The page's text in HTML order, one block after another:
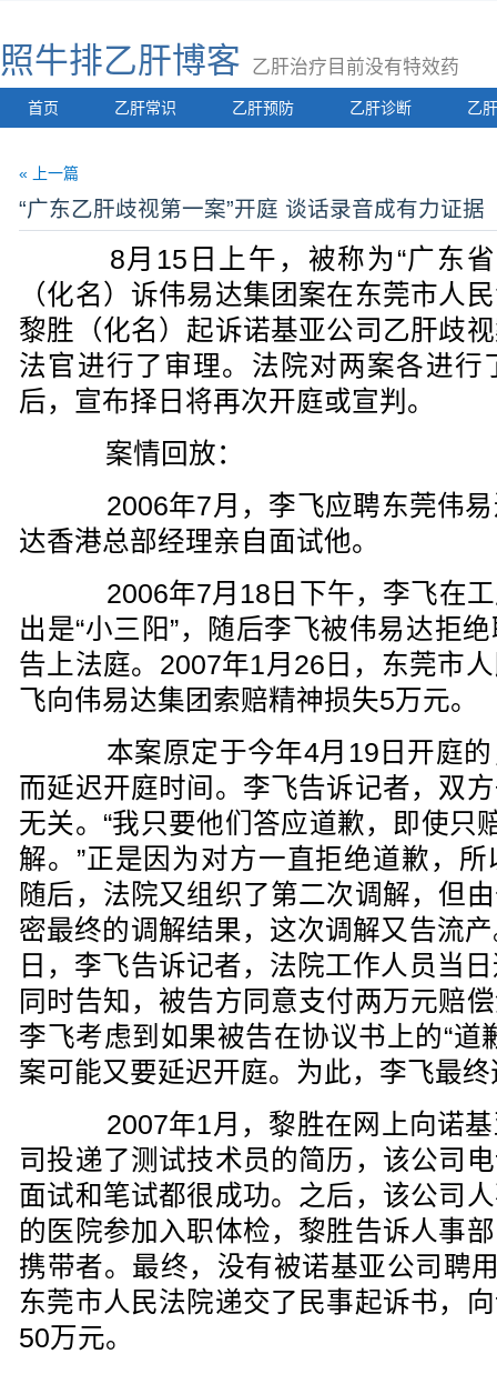
照牛排乙肝博客 乙肝治疗目前没有特效药
首页 乙肝常识 乙肝预防 乙肝诊断 乙
« 上一篇
“广东乙肝歧视第一案”开庭 谈话录音成有力证据
8月15日上午，被称为“广东省
（化名）诉伟易达集团案在东莞市人
黎胜（化名）起诉诺基亚公司乙肝歧
法官进行了审理。法院对两案各进行
后，宣布择日将再次开庭或宣判。
案情回放：
2006年7月，李飞应聘东莞伟易
达香港总部经理亲自面试他。
2006年7月18日下午，李飞在工
出是“小三阳”，随后李飞被伟易达拒
告上法庭。2007年1月26日，东莞市
飞向伟易达集团索赔精神损失5万元。
本案原定于今年4月19日开庭的
而延迟开庭时间。李飞告诉记者，双
无关。“我只要他们答应道歉，即使只
解。”正是因为对方一直拒绝道歉，
随后，法院又组织了第二次调解，但
密最终的调解结果，这次调解又告流
日，李飞告诉记者，法院工作人员当
同时告知，被告方同意支付两万元赔
李飞考虑到如果被告在协议书上的“道
案可能又要延迟开庭。为此，李飞最
2007年1月，黎胜在网上向诺基
司投递了测试技术员的简历，该公司
面试和笔试都很成功。之后，该公司
的医院参加入职体检，黎胜告诉人事
携带者。最终，没有被诺基亚公司聘
东莞市人民法院递交了民事起诉书，
50万元。